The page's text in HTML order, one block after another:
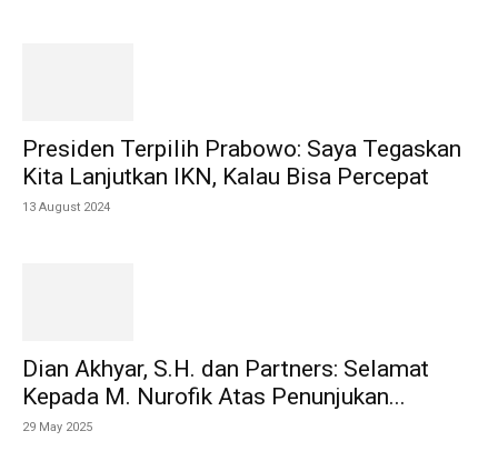
Presiden Terpilih Prabowo: Saya Tegaskan
Kita Lanjutkan IKN, Kalau Bisa Percepat
13 August 2024
Dian Akhyar, S.H. dan Partners: Selamat
Kepada M. Nurofik Atas Penunjukan...
29 May 2025